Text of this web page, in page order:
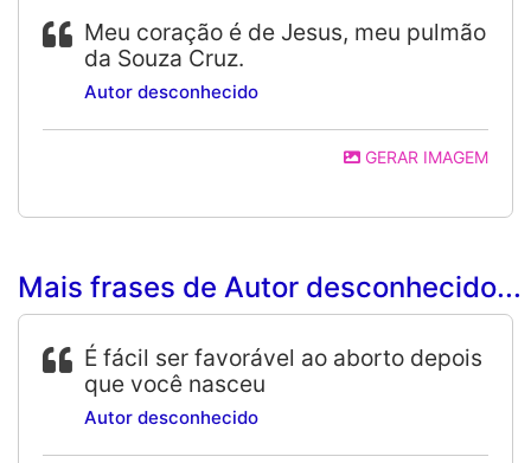
Meu coração é de Jesus, meu pulmão
da Souza Cruz.
Autor desconhecido
GERAR IMAGEM
Mais frases de Autor desconhecido...
É fácil ser favorável ao aborto depois
que você nasceu
Autor desconhecido